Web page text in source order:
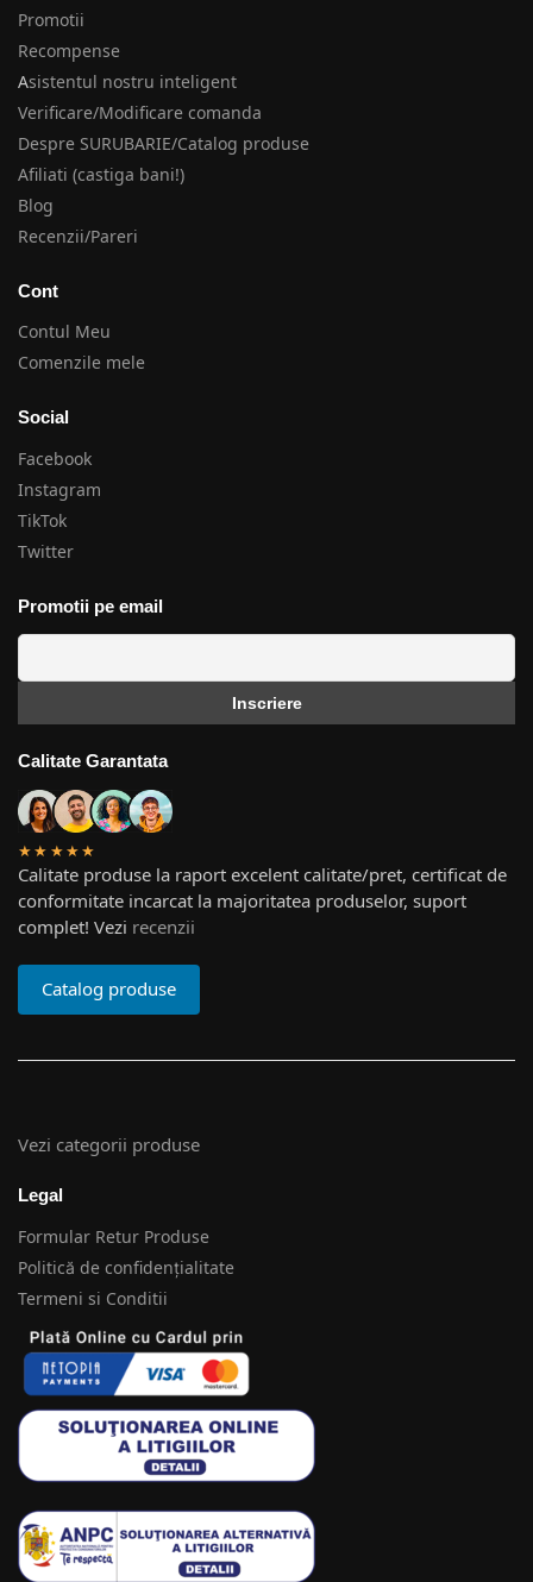
Promotii
Recompense
Asistentul nostru inteligent
Verificare/Modificare comanda
Despre SURUBARIE/Catalog produse
Afiliati (castiga bani!)
Blog
Recenzii/Pareri
Cont
Contul Meu
Comenzile mele
Social
Facebook
Instagram
TikTok
Twitter
Promotii pe email
Calitate Garantata
★★★★★
Calitate produse la raport excelent calitate/pret, certificat de
conformitate incarcat la majoritatea produselor, suport
complet! Vezi recenzii
Catalog produse
Vezi categorii produse
Legal
Formular Retur Produse
Politică de confidențialitate
Termeni si Conditii